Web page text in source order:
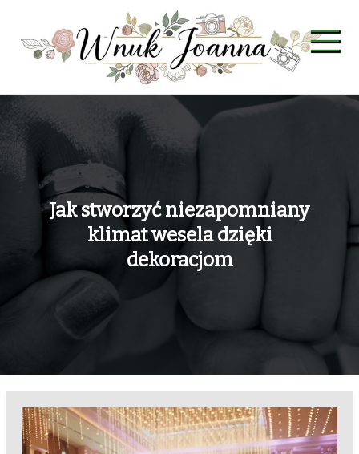
content
Wnuk Joanna
Jak stworzyć niezapomniany
klimat wesela dzięki
dekoracjom